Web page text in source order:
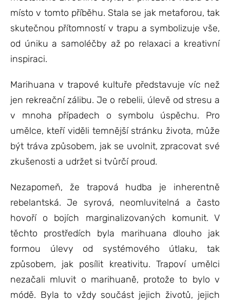
místo v tomto příběhu. Stala se jak metaforou, tak
skutečnou přítomností v trapu a symbolizuje vše,
od úniku a samoléčby až po relaxaci a kreativní
inspiraci.
Marihuana v trapové kultuře představuje víc než
jen rekreační zálibu. Je o rebelii, úlevě od stresu a
v mnoha případech o symbolu úspěchu. Pro
umělce, kteří viděli temnější stránku života, může
být tráva způsobem, jak se uvolnit, zpracovat své
zkušenosti a udržet si tvůrčí proud.
Nezapomeň, že trapová hudba je inherentně
rebelantská. Je syrová, neomluvitelná a často
hovoří o bojích marginalizovaných komunit. V
těchto prostředích byla marihuana dlouho jak
formou úlevy od systémového útlaku, tak
způsobem, jak posílit kreativitu. Trapoví umělci
nezačali mluvit o marihuaně, protože to bylo v
módě. Byla to vždy součást jejich životů, jejich